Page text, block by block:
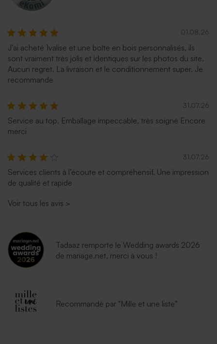
01.08.26
J'ai acheté 1valise et une boîte en bois personnalisés, ils
sont vraiment très jolis et identiques sur les photos du site.
Aucun regret. La livraison et le conditionnement super. Je
recommande
31.07.26
Service au top. Emballage impeccable, très soigné Encore
merci
31.07.26
Services clients à l’écoute et compréhensif. Une impression
de qualité et rapide
Voir tous les avis >
Tadaaz remporte le Wedding awards 2026
de mariage.net, merci à vous !
Recommandé par "Mille et une liste"